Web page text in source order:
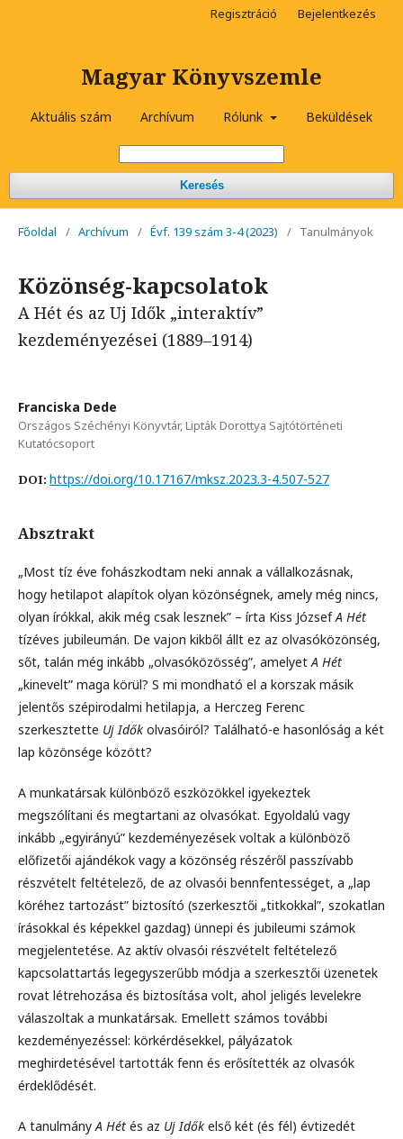
Magyar Könyvszemle
Aktuális szám Archívum Rólunk Beküldések
Keresés
Regisztráció Bejelentkezés
Főoldal / Archívum / Évf. 139 szám 3-4 (2023) / Tanulmányok
Közönség-kapcsolatok
A Hét és az Uj Idők „interaktív”
kezdeményezései (1889‒1914)
Franciska Dede
Országos Széchényi Könyvtár, Lipták Dorottya Sajtótörténeti
Kutatócsoport
DOI: https://doi.org/10.17167/mksz.2023.3-4.507-527
Absztrakt
„Most tíz éve fohászkodtam neki annak a vállalkozásnak,
hogy hetilapot alapítok olyan közönségnek, amely még nincs,
olyan írókkal, akik még csak lesznek” – írta Kiss JózsefA Hét
tízéves jubileumán. De vajon kikből állt ez az olvasóközönség,
sőt, talán még inkább „olvasóközösség”, amelyetA Hét
„kinevelt” maga körül? S mi mondható el a korszak másik
jelentős szépirodalmi hetilapja, a Herczeg Ferenc
szerkesztette Uj Idők olvasóiról? Található-e hasonlóság a két
lap közönsége között?
A munkatársak különböző eszközökkel igyekeztek
megszólítani és megtartani az olvasókat. Egyoldalú vagy
inkább „egyirányú” kezdeményezések voltak a különböző
előfizetői ajándékok vagy a közönség részéről passzívabb
részvételt feltételező, de az olvasói bennfentességet, a „lap
köréhez tartozást” biztosító (szerkesztői „titkokkal”, szokatlan
írásokkal és képekkel gazdag) ünnepi és jubileumi számok
megjelentetése. Az aktív olvasói részvételt feltételező
kapcsolattartás legegyszerűbb módja a szerkesztői üzenetek
rovat létrehozása és biztosítása volt, ahol jeligés levelekre
válaszoltak a munkatársak. Emellett számos további
kezdeményezéssel: körkérdésekkel, pályázatok
meghirdetésével tartották fenn és erősítették az olvasók
érdeklődését.
A tanulmányA Hét és az Uj Idők első két (és fél) évtizedét